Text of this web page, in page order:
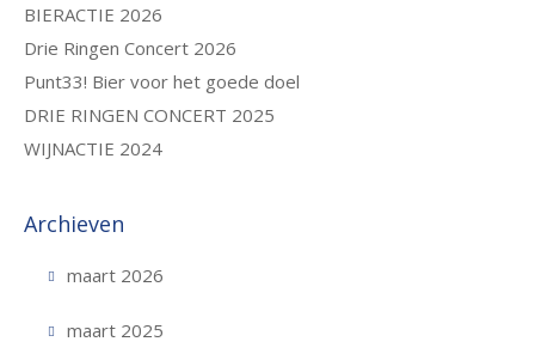
BIERACTIE 2026
Drie Ringen Concert 2026
Punt33! Bier voor het goede doel
DRIE RINGEN CONCERT 2025
WIJNACTIE 2024
Archieven
maart 2026
maart 2025